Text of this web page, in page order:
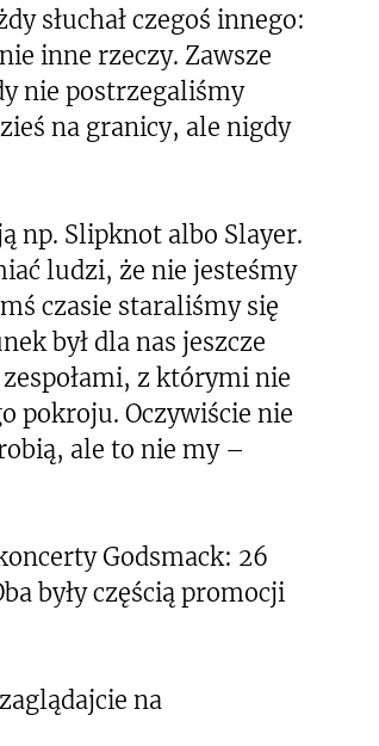
słuchał czegoś innego:
inne rzeczy. Zawsze
nie postrzegaliśmy
na granicy, ale nigdy
np. Slipknot albo Slayer.
ludzi, że nie jesteśmy
czasie staraliśmy się
był dla nas jeszcze
z którymi nie
pokroju. Oczywiście nie
ale to nie my –
Godsmack: 26
były częścią promocji
na